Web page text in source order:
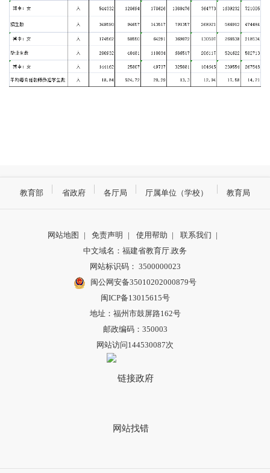
教育部 省政府 各厅局 厅属单位（学校） 教育局
网站地图 | 免责声明 | 使用帮助 | 联系我们 |
中文域名：福建省教育厅.政务
网站标识码： 3500000023
闽公网安备35010202000879号
闽ICP备13015615号
地址：福州市鼓屏路162号
邮政编码：350003
网站访问144530087次